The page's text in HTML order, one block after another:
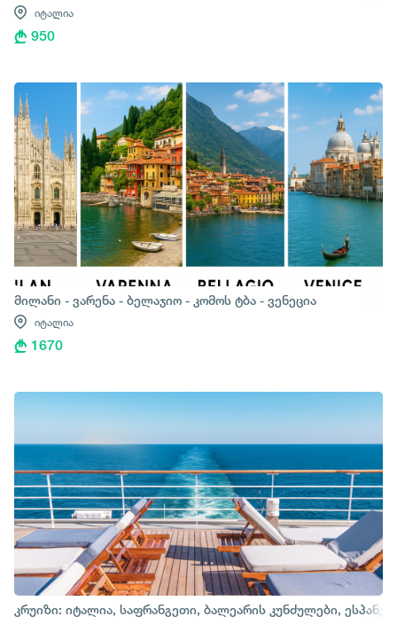
იტალია
950
მილანი - ვარენა - ბელაჯიო - კომოს ტბა - ვენეცია
იტალია
1670
კრუიზი: იტალია, საფრანგეთი, ბალეარის კუნძულები,